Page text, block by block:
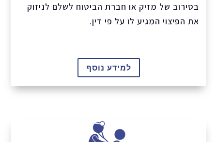
בסירוב של מזיק או חברת הביטוח לשלם לניזוק
את הפיצוי המגיע לו על פי דין.
למידע נוסף